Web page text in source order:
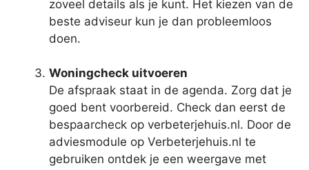
zoveel details als je kunt. Het kiezen van de
beste adviseur kun je dan probleemloos
doen.
Woningcheck uitvoeren
De afspraak staat in de agenda. Zorg dat je
goed bent voorbereid. Check dan eerst de
bespaarcheck op verbeterjehuis.nl. Door de
adviesmodule op Verbeterjehuis.nl te
gebruiken ontdek je een weergave met